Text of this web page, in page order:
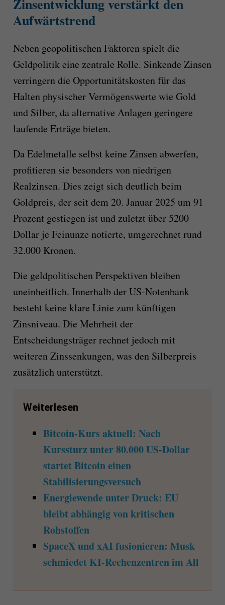
Zinsentwicklung verstärkt den
Aufwärtstrend
Neben geopolitischen Faktoren spielt die
Geldpolitik eine zentrale Rolle. Sinkende Zinsen
verringern die Opportunitätskosten für das
Halten physischer Vermögenswerte wie Gold
und Silber, da alternative Anlagen geringere
laufende Erträge bieten.
Da Edelmetalle selbst keine Zinsen abwerfen,
profitieren sie besonders von niedrigen
Realzinsen. Dies zeigt sich deutlich beim
Goldpreis, der seit dem 20. Januar 2025 um 91
Prozent gestiegen ist und zuletzt über 5200
Dollar je Feinunze notierte, umgerechnet rund
32.000 Kronen.
Die geldpolitischen Perspektiven bleiben
uneinheitlich. Innerhalb der US-Notenbank
besteht keine klare Linie zum künftigen
Zinsniveau. Die Mehrheit der
Entscheidungsträger rechnet jedoch mit
weiteren Zinssenkungen, was den Silberpreis
zusätzlich unterstützt.
Weiterlesen
Bitcoin-Kurs aktuell: Nach
Kurssturz unter 80.000 US-Dollar
startet Bitcoin einen
Stabilisierungsversuch
Energiewende unter Druck: EU
bleibt abhängig von kritischen
Rohstoffen
SpaceX und xAI fusionieren: Musk
schmiedet KI-Rechenzentren im All